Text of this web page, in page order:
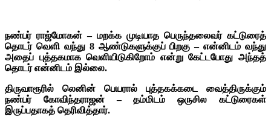
நண்பர் ராஜ்மோகன் – மறக்க முடியாத பெருந்தலைவர் கட்டுரைத்
தொடர் வெளி வந்து 8 ஆண்டுகளுக்குப் பிறகு – என்னிடம் வந்து
அதைப் புத்தகமாக வெளியிடுகிறோம் என்று கேட்டபோது அந்தத்
தொடர் என்னிடம் இல்லை.
திருவாரூரில் லெனின் பெயரால் புத்தகக்கடை வைத்திருக்கும்
நண்பர் கோவிந்தராஜன் – தம்மிடம் ஒருசில கட்டுரைகள்
இருப்பதாகத் தெரிவித்தார்.